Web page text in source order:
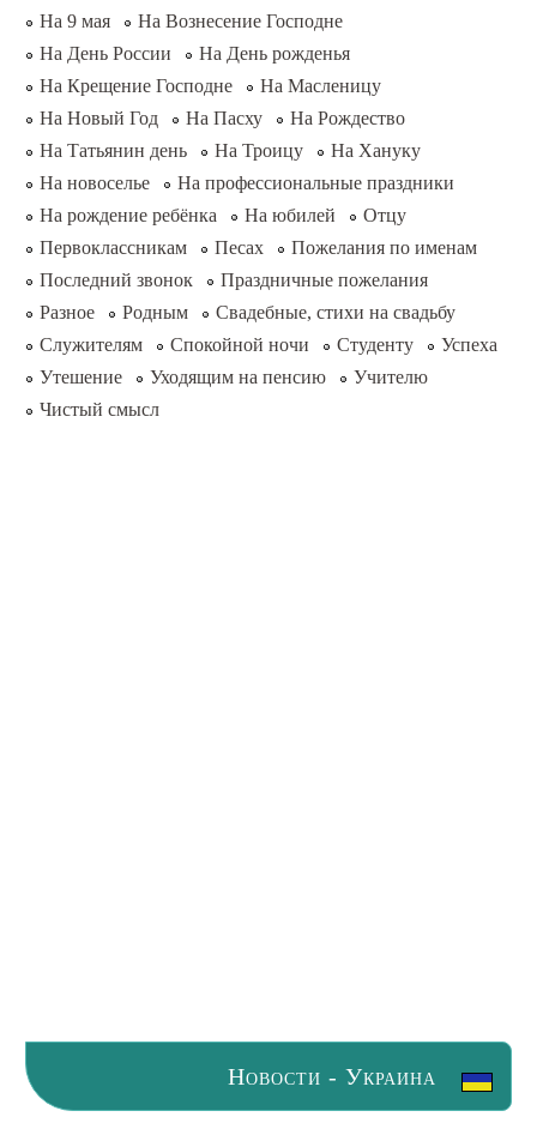
На 9 мая
На Вознесение Господне
На День России
На День рожденья
На Крещение Господне
На Масленицу
На Новый Год
На Пасху
На Рождество
На Татьянин день
На Троицу
На Хануку
На новоселье
На профессиональные праздники
На рождение ребёнка
На юбилей
Отцу
Первоклассникам
Песах
Пожелания по именам
Последний звонок
Праздничные пожелания
Разное
Родным
Свадебные, стихи на свадьбу
Служителям
Спокойной ночи Студенту
Успеха
Утешение
Уходящим на пенсию
Учителю
Чистый смысл
Новости - Украина